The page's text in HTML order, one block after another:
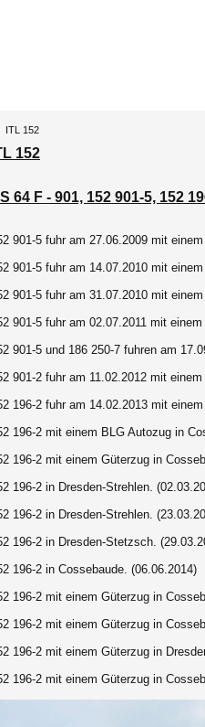
ITL 152
152
64 F - 901, 152 901-5, 152
901-5 fuhr am 27.06.2009 mit
901-5 fuhr am 14.07.2010 mit
901-5 fuhr am 31.07.2010 mit
901-5 fuhr am 02.07.2011 mit
901-5 und 186 250-7 fuhren am
901-2 fuhr am 11.02.2012 mit
196-2 fuhr am 14.02.2013 mit
196-2 mit einem BLG Autozug in
196-2 mit einem Güterzug in
196-2 in Dresden-Strehlen.
196-2 in Dresden-Strehlen.
196-2 in Dresden-Stetzsch.
196-2 in Cossebaude. (06.06.2014)
196-2 mit einem Güterzug in
196-2 mit einem Güterzug in
196-2 mit einem Güterzug in
196-2 mit einem Güterzug in